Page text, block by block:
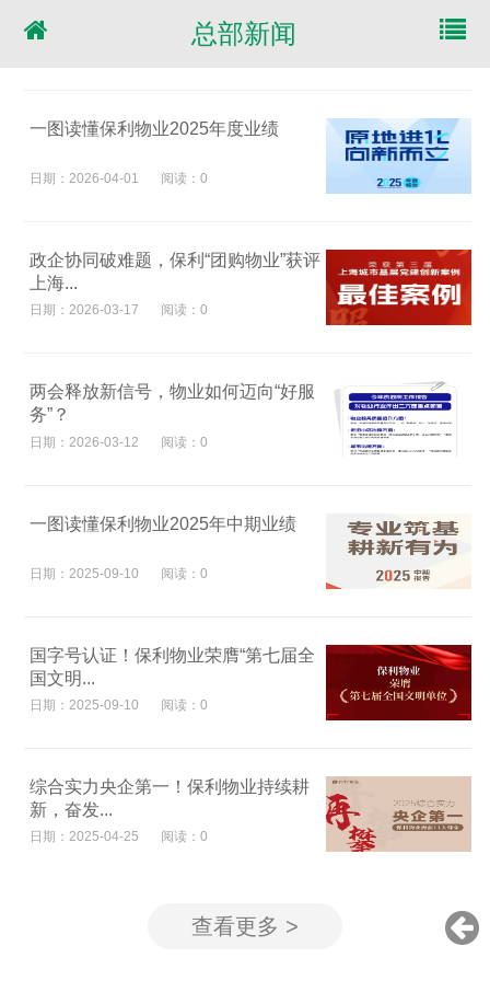
总部新闻
一图读懂保利物业2025年度业绩
日期：2026-04-01 阅读：0
政企协同破难题，保利“团购物业”获评
上海...
日期：2026-03-17 阅读：0
两会释放新信号，物业如何迈向“好服
务”？
日期：2026-03-12 阅读：0
一图读懂保利物业2025年中期业绩
日期：2025-09-10 阅读：0
国字号认证！保利物业荣膺“第七届全
国文明...
日期：2025-09-10 阅读：0
综合实力央企第一！保利物业持续耕
新，奋发...
日期：2025-04-25 阅读：0
查看更多 >